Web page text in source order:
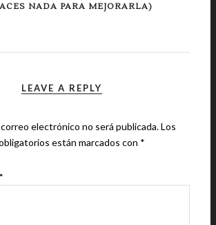
NADA PARA MEJORARLA)
LEAVE A REPLY
electrónico no será publicada.Los
están marcados con *
*